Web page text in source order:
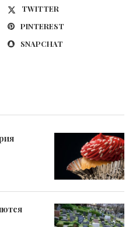
TWITTER
PINTEREST
SNAPCHAT